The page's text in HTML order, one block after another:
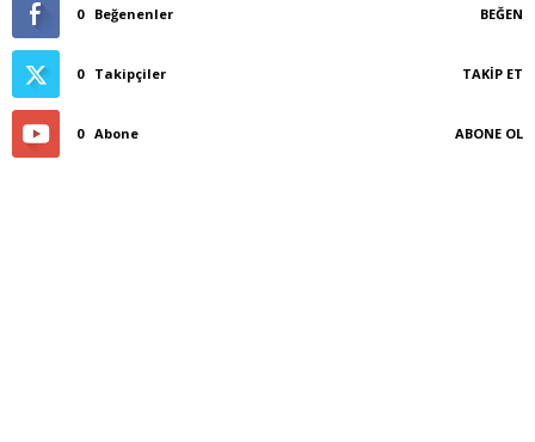
0 Beğenenler BEĞEN
0 Takipçiler TAKIP ET
0 Abone ABONE OL